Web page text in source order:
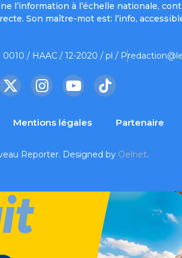
l’information à l’échelle nationale,
Son maître-mot est: l’info,
0010 / HAAC / 12-2020 / pl / P
X
InstagramYouTubeTikTok
Mentions légales Partenaire
Reporter. Designed by Oelnet.